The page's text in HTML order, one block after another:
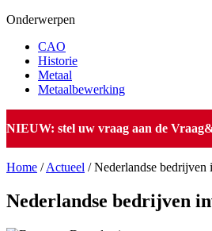
Onderwerpen
CAO
Historie
Metaal
Metaalbewerking
NIEUW: stel uw vraag aan de
Home /Actueel /Nederlandse bedrijven
Nederlandse bedrijven